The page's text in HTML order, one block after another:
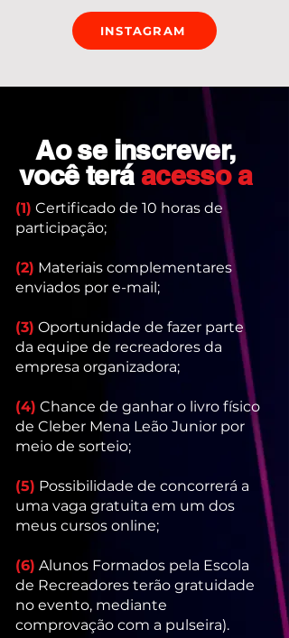
INSTAGRAM
Ao se inscrever,
você terá acesso a
(1) Certificado de 10 horas de
participação;
(2) Materiais complementares
enviados por e-mail;
(3) Oportunidade de fazer parte
da equipe de recreadores da
empresa organizadora;
(4) Chance de ganhar o livro físico
de Cleber Mena Leão Junior por
meio de sorteio;
(5) Possibilidade de concorrerá a
uma vaga gratuita em um dos
meus cursos online;
(6) Alunos Formados pela Escola
de Recreadores terão gratuidade
no evento, mediante
comprovação com a pulseira).